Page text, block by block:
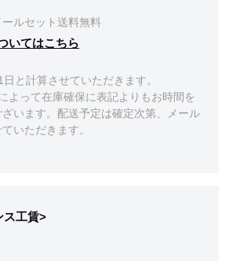
ルセット送料無料
いてはこちら
と計算させていただきます。
よって在庫確保に表記よりもお時間を
います。配送予定は確定次第、メール
いただきます。
ス工賃>